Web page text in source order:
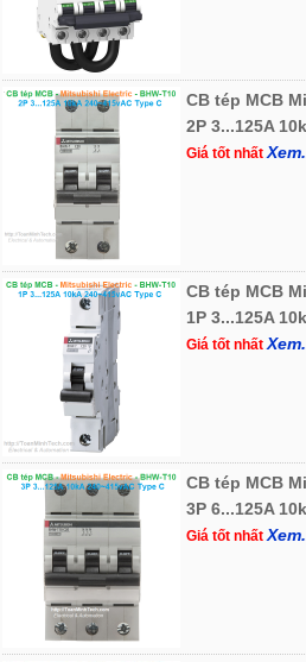
CB tép MCB
2P 3...125A
Giá tốt nhất
CB tép MCB
1P 3...125A
Giá tốt nhất
CB tép MCB
3P 6...125A
Giá tốt nhất